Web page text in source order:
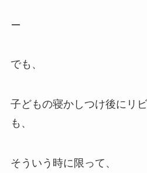
—
でも、
子どもの寝かしつけ後にリ
も、
そういう時に限って、